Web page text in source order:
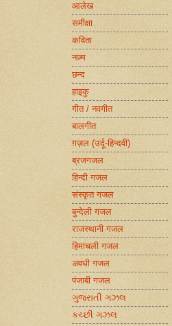
आलेख
समीक्षा
कविता
नज़्म
छन्द
हाइकु
गीत / नवगीत
बालगीत
ग़ज़ल (उर्दू-हिन्दवी)
ब्रजगजल
हिन्दी गजल
संस्कृत गजल
बुन्देली गजल
राजस्थानी गजल
हिमाचली गजल
अवधी गजल
पंजाबी गजल
ગુજરાતી ગઝલ
કચ્છી ગઝલ